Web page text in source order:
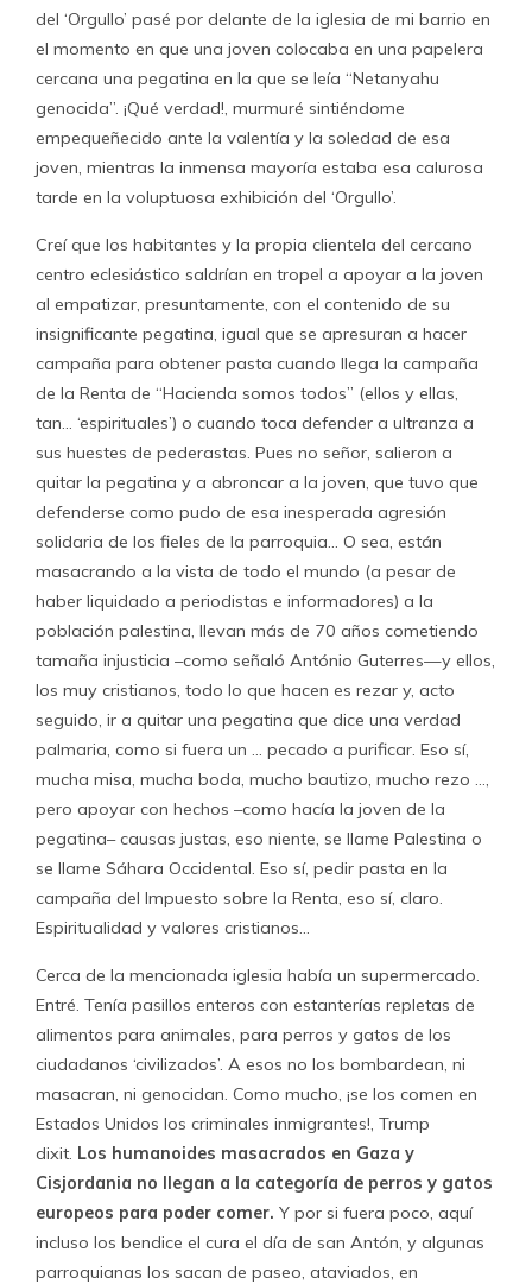
del ‘Orgullo’ pasé por delante de la iglesia de mi barrio en
el momento en que una joven colocaba en una papelera
cercana una pegatina en la que se leía “Netanyahu
genocida”. ¡Qué verdad!, murmuré sintiéndome
empequeñecido ante la valentía y la soledad de esa
joven, mientras la inmensa mayoría estaba esa calurosa
tarde en la voluptuosa exhibición del ‘Orgullo’.
Creí que los habitantes y la propia clientela del cercano
centro eclesiástico saldrían en tropel a apoyar a la joven
al empatizar, presuntamente, con el contenido de su
insignificante pegatina, igual que se apresuran a hacer
campaña para obtener pasta cuando llega la campaña
de la Renta de “Hacienda somos todos” (ellos y ellas,
tan… ‘espirituales’) o cuando toca defender a ultranza a
sus huestes de pederastas. Pues no señor, salieron a
quitar la pegatina y a abroncar a la joven, que tuvo que
defenderse como pudo de esa inesperada agresión
solidaria de los fieles de la parroquia… O sea, están
masacrando a la vista de todo el mundo (a pesar de
haber liquidado a periodistas e informadores) a la
población palestina, llevan más de 70 años cometiendo
tamaña injusticia –como señaló António Guterres—y ellos,
los muy cristianos, todo lo que hacen es rezar y, acto
seguido, ir a quitar una pegatina que dice una verdad
palmaria, como si fuera un … pecado a purificar. Eso sí,
mucha misa, mucha boda, mucho bautizo, mucho rezo …,
pero apoyar con hechos –como hacía la joven de la
pegatina– causas justas, eso niente, se llame Palestina o
se llame Sáhara Occidental. Eso sí, pedir pasta en la
campaña del Impuesto sobre la Renta, eso sí, claro.
Espiritualidad y valores cristianos…
Cerca de la mencionada iglesia había un supermercado.
Entré. Tenía pasillos enteros con estanterías repletas de
alimentos para animales, para perros y gatos de los
ciudadanos ‘civilizados’. A esos no los bombardean, ni
masacran, ni genocidan. Como mucho, ¡se los comen en
Estados Unidos los criminales inmigrantes!, Trump
dixit. Los humanoides masacrados en Gaza y
Cisjordania no llegan a la categoría de perros y gatos
europeos para poder comer. Y por si fuera poco, aquí
incluso los bendice el cura el día de san Antón, y algunas
parroquianas los sacan de paseo, ataviados, en